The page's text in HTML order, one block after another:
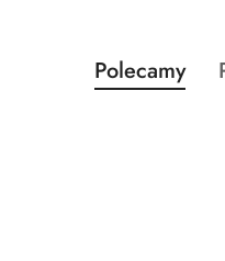
Pomiń karuzelę
Produkty
o
Polecamy